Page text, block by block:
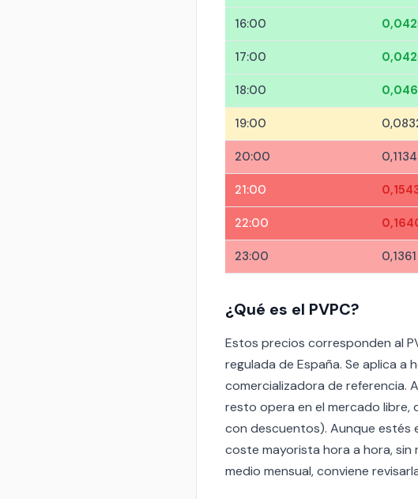
16:00
17:00
18:00
19:00
20:00 0,1134
21:00
22:00
23:00 0,1361
¿Qué es el PVPC?
Estos precios corresponden al
regulada de España. Se aplica
comercializadora de referencia.
resto opera en el mercado libre,
con descuentos). Aunque estés
coste mayorista hora a hora, sin
medio mensual, conviene